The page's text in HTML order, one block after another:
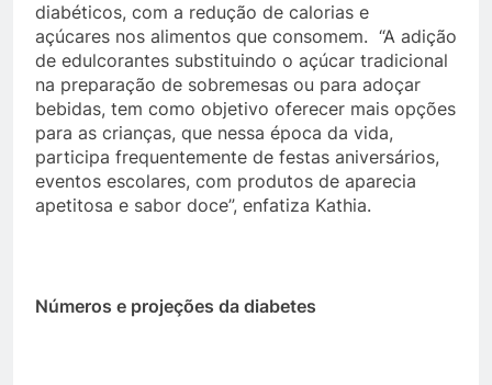
diabéticos, com a redução de calorias e
açúcares nos alimentos que consomem. “A adição
de edulcorantes substituindo o açúcar tradicional
na preparação de sobremesas ou para adoçar
bebidas, tem como objetivo oferecer mais opções
para as crianças, que nessa época da vida,
participa frequentemente de festas aniversários,
eventos escolares, com produtos de aparecia
apetitosa e sabor doce”, enfatiza Kathia.
Números e projeções da diabetes